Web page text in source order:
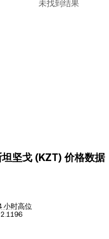
未找到结果
坚戈 (KZT) 价格数据
小时高位